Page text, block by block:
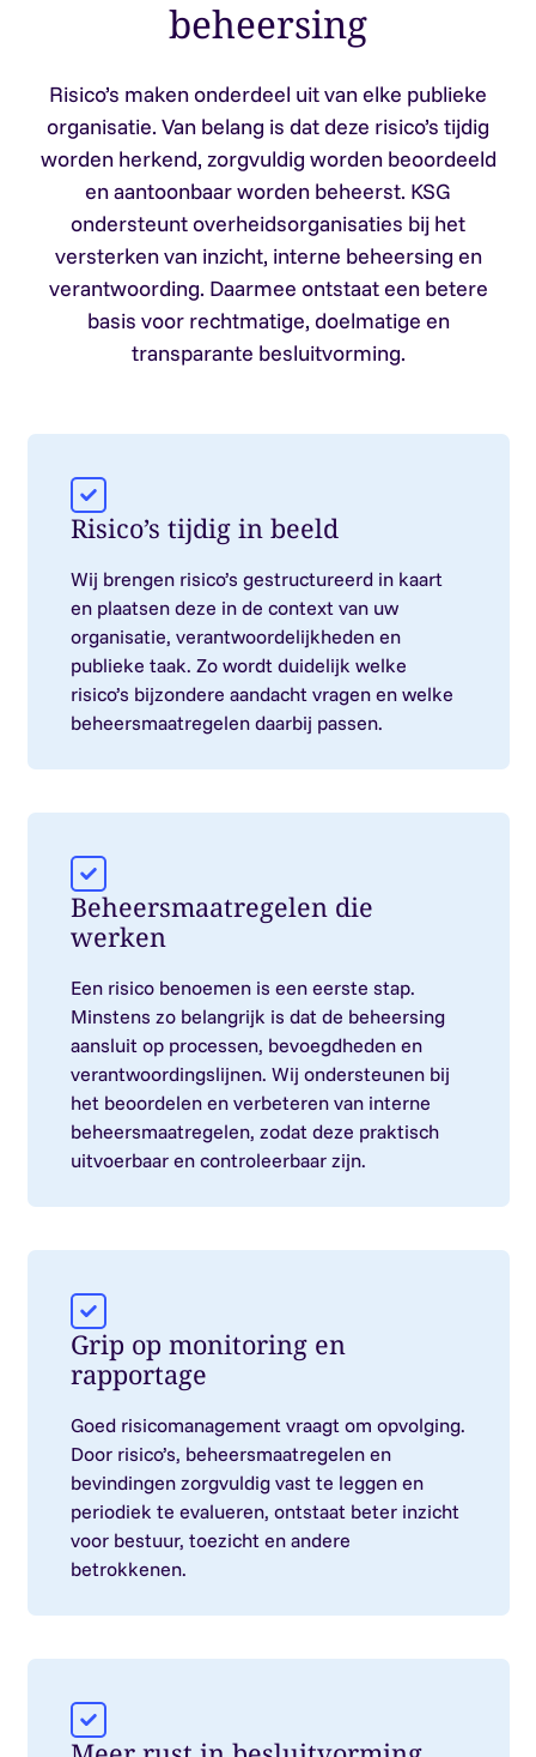
beheersing
Risico’s maken onderdeel uit van elke publieke
organisatie. Van belang is dat deze risico’s tijdig
worden herkend, zorgvuldig worden beoordeeld
en aantoonbaar worden beheerst. KSG
ondersteunt overheidsorganisaties bij het
versterken van inzicht, interne beheersing en
verantwoording. Daarmee ontstaat een betere
basis voor rechtmatige, doelmatige en
transparante besluitvorming.
Risico’s tijdig in beeld
Wij brengen risico’s gestructureerd in kaart
en plaatsen deze in de context van uw
organisatie, verantwoordelijkheden en
publieke taak. Zo wordt duidelijk welke
risico’s bijzondere aandacht vragen en welke
beheersmaatregelen daarbij passen.
Beheersmaatregelen die
werken
Een risico benoemen is een eerste stap.
Minstens zo belangrijk is dat de beheersing
aansluit op processen, bevoegdheden en
verantwoordingslijnen. Wij ondersteunen bij
het beoordelen en verbeteren van interne
beheersmaatregelen, zodat deze praktisch
uitvoerbaar en controleerbaar zijn.
Grip op monitoring en
rapportage
Goed risicomanagement vraagt om opvolging.
Door risico’s, beheersmaatregelen en
bevindingen zorgvuldig vast te leggen en
periodiek te evalueren, ontstaat beter inzicht
voor bestuur, toezicht en andere
betrokkenen.